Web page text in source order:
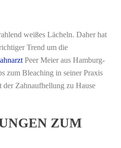
weißes Lächeln. Daher hat
Trend um die
Peer Meier aus Hamburg-
zum Bleaching in seiner Praxis
Zahnaufhellung zu Hause
ZUM